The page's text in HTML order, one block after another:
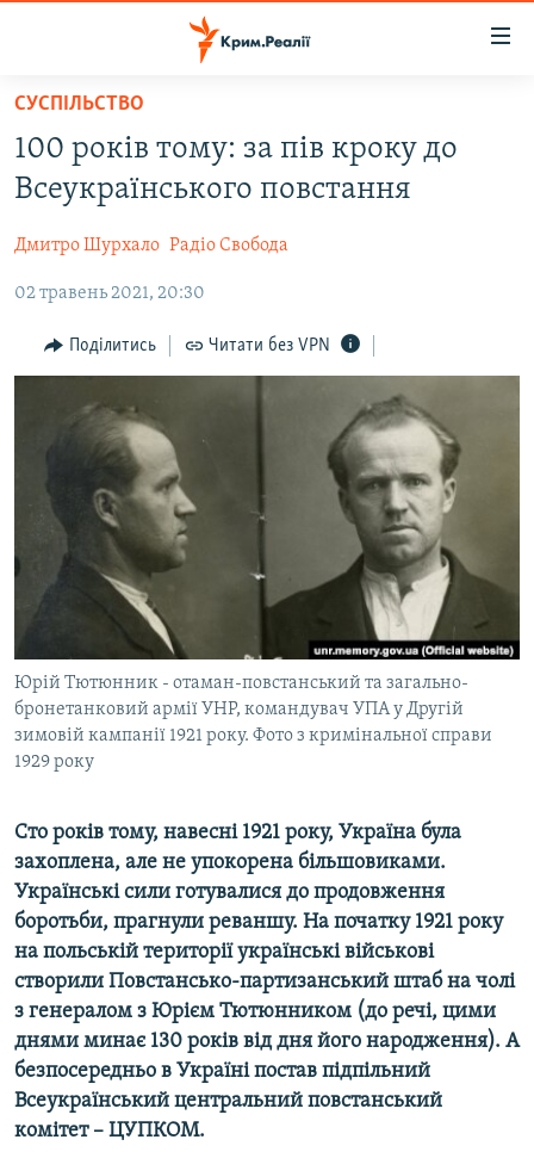
Перейти
основного
матеріалу
Перейти
до
навігації
Перейти
ВОДА.КРИМ
ВІДЕО ТА ФОТО
ПОЛІТИКА
БЛОГИ
ПОГЛЯД
ВСЕ ЗА ДЕНЬ
СПЕЦПРОЕКТИ
ДЕПОРТАЦІЯ
ВІДЕОУРОКИ «ELIFBE»
СВІДЧЕННЯ ОКУПАЦІЇ
УКРАЇНСЬКА ПРОБЛЕМА КРИМУ
ІНФОГРАФІКА
ЯК ОБІЙТИ БЛОКУВАННЯ
Русский
Qırımtatar
ДОЛУЧАЙСЯ!
СУСПІЛЬСТВО
100 років тому: за пів кроку до
Всеукраїнського повстання
Дмитро Шурхало Радіо Свобода
02 травень 2021, 20:30
Поділитись Читати без VPN
Юрій Тютюнник - отаман-повстанський та загально-
бронетанковий армії УНР, командувач УПА у Другій
зимовій кампанії 1921 року. Фото з кримінальної справи
1929 року
Сто років тому, навесні 1921 року, Україна була
захоплена, але не упокорена більшовиками.
Українські сили готувалися до продовження
боротьби, прагнули реваншу. На початку 1921 року
на польській території українські військові
створили Повстансько-партизанський штаб на чолі
з генералом з Юрієм Тютюнником (до речі, цими
днями минає 130 років від дня його народження). А
безпосередньо в Україні постав підпільний
Всеукраїнський центральний повстанський
комітет – ЦУПКОМ.